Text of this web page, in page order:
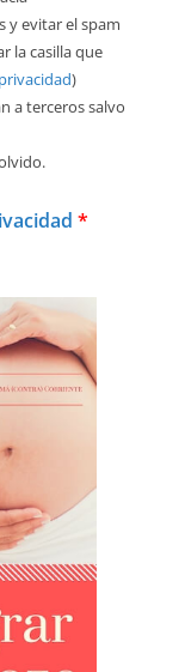
y evitar el spam
la casilla que
)
a terceros salvo
*